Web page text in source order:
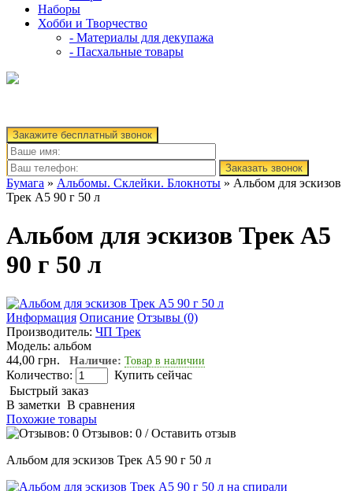
Наборы
Хобби и Творчество
- Материалы для декупажа
- Пасхальные товары
Закажите бесплатный звонок
Заказать звонок
Бумага » Альбомы. Склейки. Блокноты » Альбом для эскизов
Трек А5 90 г 50 л
Альбом для эскизов Трек А5
90 г 50 л
Информация Описание Отзывы (0)
Производитель: ЧП Трек
Модель: альбом
44,00 грн. Наличие: Товар в наличии
Количество:
Купить сейчас
Быстрый заказ
В заметки В сравнения
Похожие товары
Отзывов: 0 /Оставить отзыв
Альбом для эскизов Трек А5 90 г 50 л